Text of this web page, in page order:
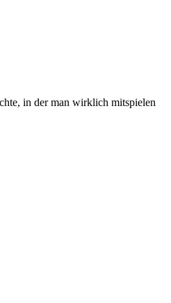
in der man wirklich mitspielen